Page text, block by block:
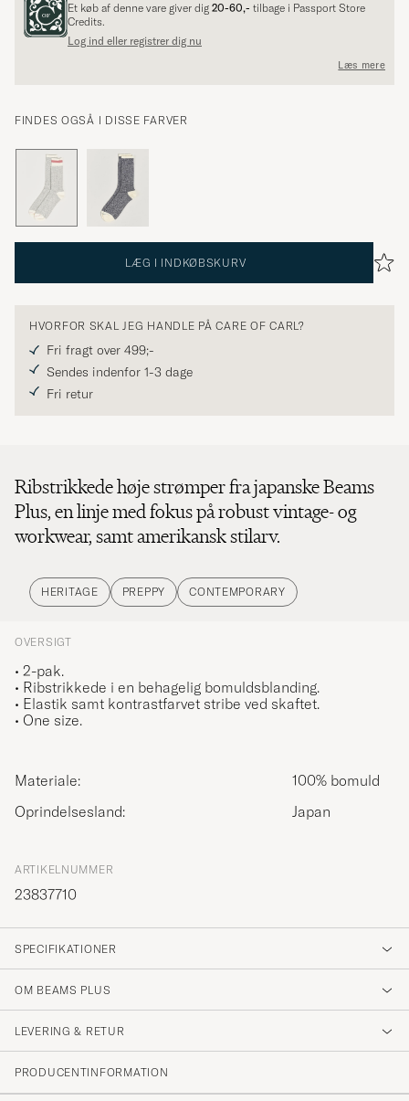
Et køb af denne vare giver dig 20-60,- tilbage i Passport Store
Credits.
Log ind eller registrer dig nu
Læs mere
FINDES OGSÅ I DISSE FARVER
LÆG I INDKØBSKURV
HVORFOR SKAL JEG HANDLE PÅ CARE OF CARL?
Fri fragt over 499;-
Sendes indenfor 1-3 dage
Fri retur
Ribstrikkede høje strømper fra japanske Beams
Plus, en linje med fokus på robust vintage- og
workwear, samt amerikansk stilarv.
HERITAGE PREPPY CONTEMPORARY
OVERSIGT
• 2-pak.
• Ribstrikkede i en behagelig bomuldsblanding.
• Elastik samt kontrastfarvet stribe ved skaftet.
• One size.
Materiale:
100% bomuld
Oprindelsesland:
Japan
ARTIKELNUMMER
23837710
SPECIFIKATIONER
OM BEAMS PLUS
LEVERING & RETUR
PRODUCENTINFORMATION